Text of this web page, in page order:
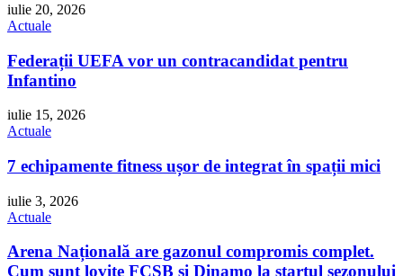
iulie 20, 2026
Actuale
Federații UEFA vor un contracandidat pentru
Infantino
iulie 15, 2026
Actuale
7 echipamente fitness ușor de integrat în spații mici
iulie 3, 2026
Actuale
Arena Națională are gazonul compromis complet.
Cum sunt lovite FCSB și Dinamo la startul sezonului